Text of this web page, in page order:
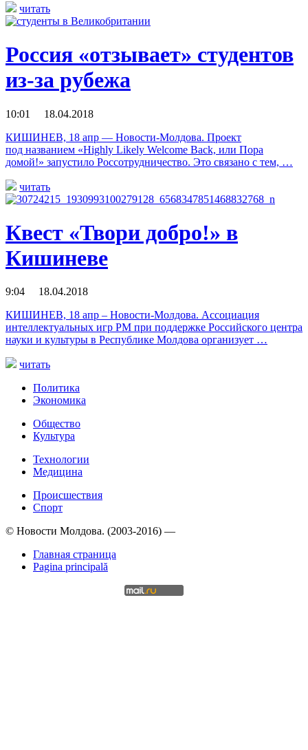
читать
Россия «отзывает» студентов
из-за рубежа
10:01 18.04.2018
КИШИНЕВ, 18 апр — Новости-Молдова. Проект
под названием «Highly Likely Welcome Back, или Пора
домой!» запустило Россотрудничество. Это связано с тем, …
читать
Квест «Твори добро!» в
Кишиневе
9:04 18.04.2018
КИШИНЕВ, 18 апр – Новости-Молдова. Ассоциация
интеллектуальных игр РМ при поддержке Российского центра
науки и культуры в Республике Молдова организует …
читать
Политика
Экономика
Общество
Культура
Технологии
Медицина
Происшествия
Спорт
© Новости Молдова. (2003-2016) —
Главная страница
Pagina principală